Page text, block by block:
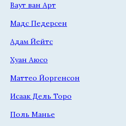
Ваут ван Арт
Мадс Педерсен
Адам Йейтс
Хуан Аюсо
Маттео Йоргенсон
Исаак Дель Торо
Поль Манье